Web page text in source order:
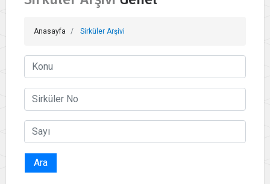
Anasayfa Sirküler Arşivi
Ara